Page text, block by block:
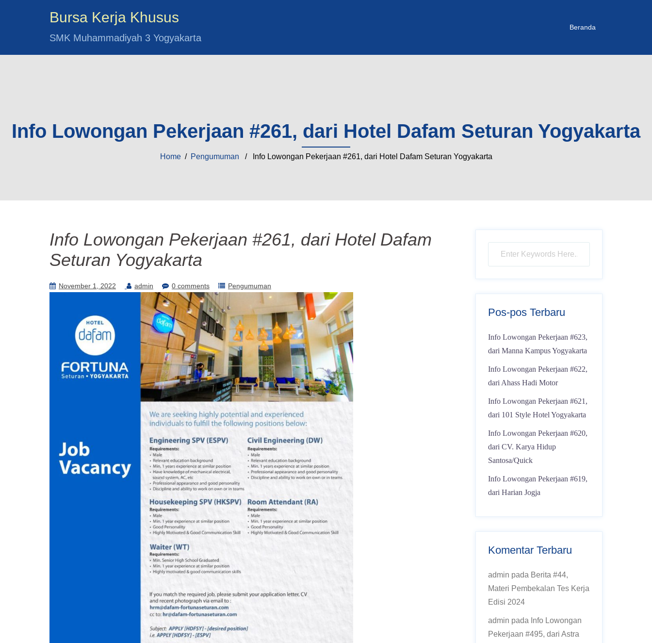
Bursa Kerja Khusus
SMK Muhammadiyah 3 Yogyakarta
Beranda
Info Lowongan Pekerjaan #261, dari Hotel Dafam Seturan Yogyakarta
Home/ Pengumuman / Info Lowongan Pekerjaan #261, dari Hotel Dafam Seturan Yogyakarta
Info Lowongan Pekerjaan #261, dari Hotel Dafam
Seturan Yogyakarta
November 1, 2022 admin 0 comments Pengumuman
Pos-pos Terbaru
Info Lowongan Pekerjaan #623,
dari Manna Kampus Yogyakarta
Info Lowongan Pekerjaan #622,
dari Ahass Hadi Motor
Info Lowongan Pekerjaan #621,
dari 101 Style Hotel Yogyakarta
Info Lowongan Pekerjaan #620,
dari CV. Karya Hidup
Santosa/Quick
Info Lowongan Pekerjaan #619,
dari Harian Jogja
Komentar Terbaru
admin pada Berita #44,
Materi Pembekalan Tes Kerja
Edisi 2024
admin pada Info Lowongan
Pekerjaan #495, dari Astra